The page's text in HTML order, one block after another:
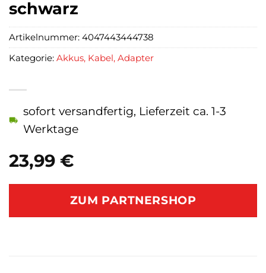
schwarz
23,99 €
sofort versandfertig, Lieferzeit ca. 1-3
Werktage
ZUM PARTNERSHOP
Artikelnummer: 4047443444738
Kategorie: Akkus, Kabel, Adapter